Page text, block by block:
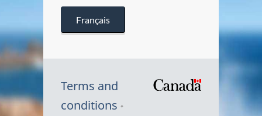
Français
Terms and
conditions
Symbole